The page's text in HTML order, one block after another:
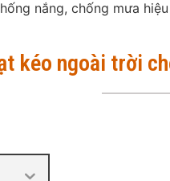
nắng, chống mưa
kéo ngoài trời